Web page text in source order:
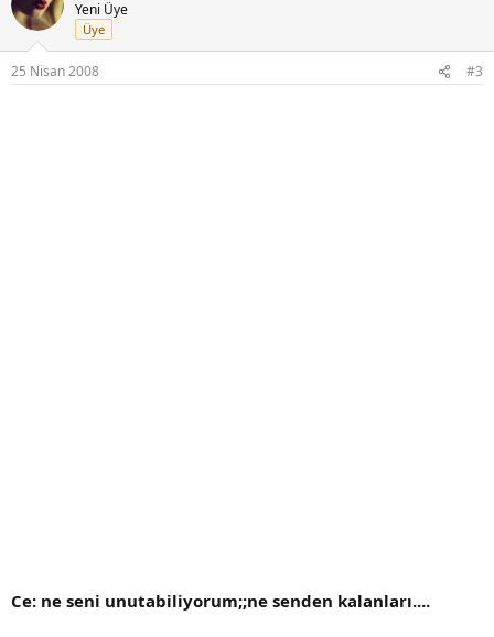
Yeni Üye
Üye
25 Nisan 2008 #3
Ce: ne seni unutabiliyorum;;ne senden kalanları....